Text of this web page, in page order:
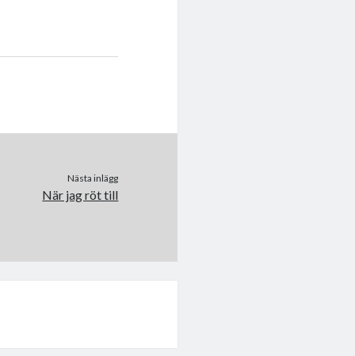
Nästa inlägg
När jag röt till